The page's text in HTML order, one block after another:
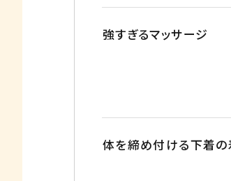
強すぎるマッサージ
体を締め付ける下着の